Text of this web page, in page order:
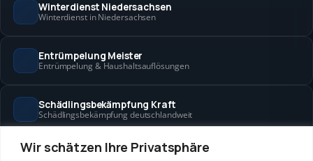
Wir schätzen Ihre Privatsphäre
Winterdienst Niedersachsen
Winterdienst in Niedersachsen
Entrümpelung Meister
Entrümpelung & Haushaltsauflösungen
Schädlingsbekämpfung Kraft
Schädlingsbekämpfung deutschlandweit
Hanse Objektservice